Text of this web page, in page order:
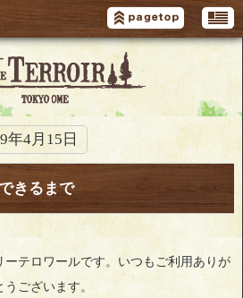
年4月15日
きるまで
テロワールです。いつもご利用ありが
うございます。